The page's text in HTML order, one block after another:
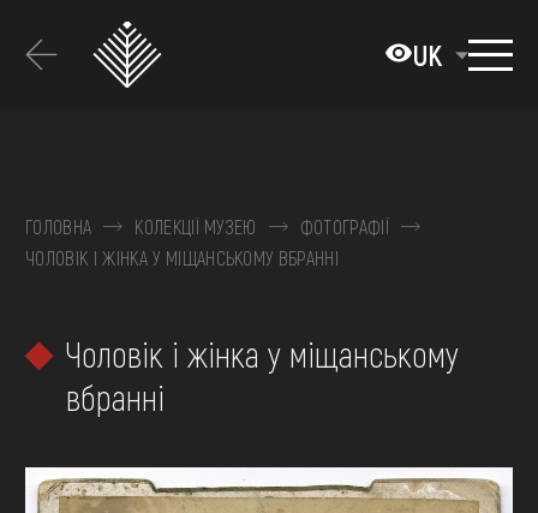
основного
UK
КОЛЕКЦІЇ
ВИСТАВКИ ТА ПОДІЇ
ВІДВІДАТИ
НАВЧИТИСЯ
ПОСЛУГИ
ГОЛОВНА КОЛЕКЦІЇ МУЗЕЮ
ФОТОГРАФІЇ
ЧОЛОВІК І ЖІНКА У МІЩАНСЬКОМУ ВБРАННІ
Чоловік і жінка у міщанському
вбранні